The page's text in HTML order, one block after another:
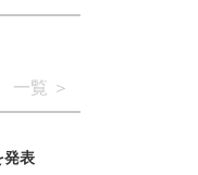
一覧
発表